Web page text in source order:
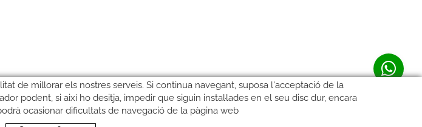
de millorar els nostres serveis. Si continua navegant, suposa l'acceptació de la
podent, si així ho desitja, impedir que siguin instal·lades en el seu disc dur, encara
ocasionar dificultats de navegació de la pàgina web